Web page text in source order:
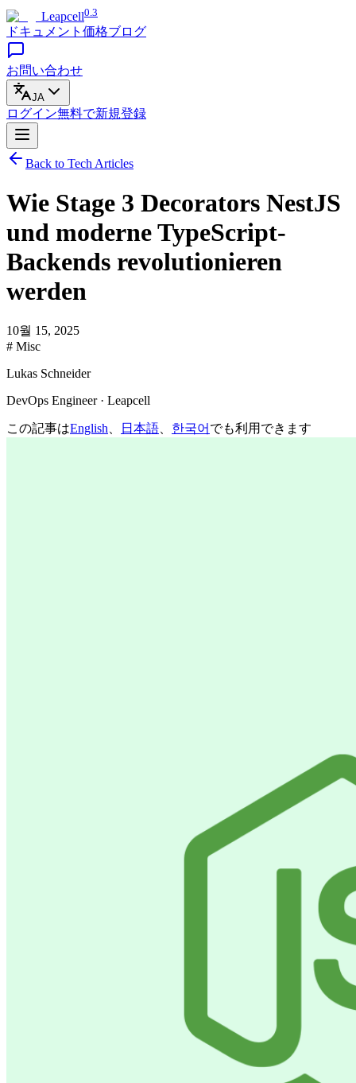
Leapcell0.3
ドキュメント 価格ブログ
お問い合わせ
JA
ログイン無料で新規登録
Back to Tech Articles
Wie Stage 3 Decorators NestJS
und moderne TypeScript-
Backends revolutionieren
werden
10월 15, 2025
# Misc
Lukas Schneider
DevOps Engineer · Leapcell
この記事はEnglish 日本語 한국어 でも利用できます